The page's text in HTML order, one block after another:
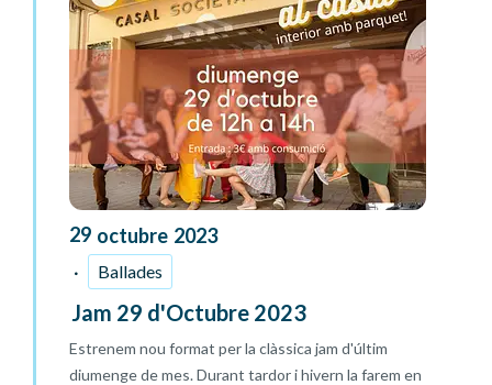
29 octubre 2023
Ballades
Jam 29 d'Octubre 2023
Estrenem nou format per la clàssica jam d'últim
diumenge de mes. Durant tardor i hivern la farem en